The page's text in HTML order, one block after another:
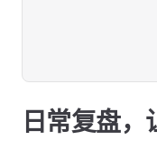
日常复盘